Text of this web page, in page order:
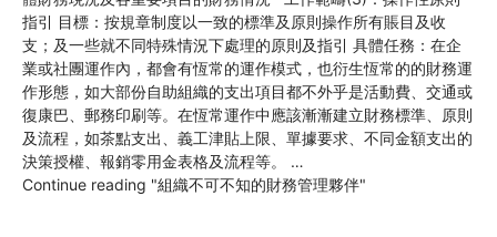
指引 目標：按規章制度以一致的標準及原則操作所有賬目及收
支；及一些就不同特殊情況下處理的原則及指引 具體任務：在企
業或社團運作內，都會有恆常的運作模式，也衍生恆常的的財務運
作形態，如大部份自助組織的支出項目都不外乎是活動費、交通或
復康巴、郵務印刷等。在恆常運作中應該漸漸建立財務標準、原則
及流程，如茶點支出、義工津貼上限、單據要求、不同金額支出的
決策授權、報銷零用金表格及流程等。 …
Continue reading "組織不可不知的財務管理夥伴"